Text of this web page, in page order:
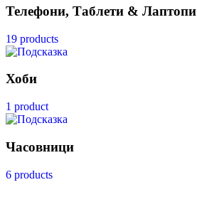
Телефони, Таблети & Лаптопи
19 products
Хоби
1 product
Часовници
6 products